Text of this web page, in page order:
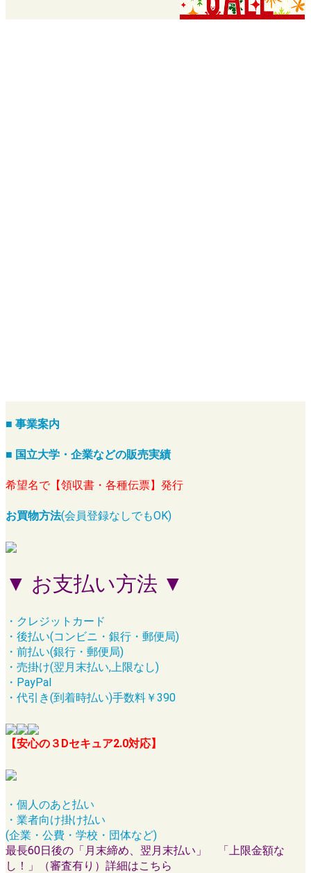
■ 事業案内
■ 国立大学・企業などの販売実績
希望名で【領収書・各種伝票】発行
お買物方法(会員登録なしでもOK)
▼ お支払い方法 ▼
・クレジットカード
・後払い(コンビニ・銀行・郵便局)
・前払い(銀行・郵便局)
・売掛け(翌月末払い,上限なし)
・PayPal
・代引き(到着時払い)手数料￥390
【安心の３Dセキュア2.0対応】
・個人のあと払い
・業者向け掛け払い
(企業・公費・学校・団体など)
最長60日後の「月末締め、翌月末払い」 「上限金額な
し！」（審査有り）詳細はこちら